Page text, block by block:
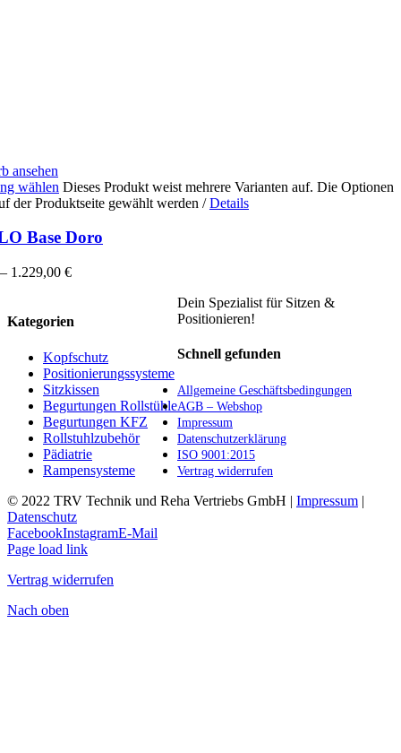
ansehen
wählen Dieses Produkt weist mehrere Varianten auf. Die Optionen
der Produktseite gewählt werden / Details
Base Doro
1.229,00 €
Kategorien
Kopfschutz
Positionierungssysteme
Sitzkissen
Begurtungen Rollstühle
Begurtungen KFZ
Rollstuhlzubehör
Pädiatrie
Rampensysteme
Dein Spezialist für Sitzen &
Positionieren!
Schnell gefunden
Allgemeine Geschäftsbedingungen
AGB – Webshop
Impressum
Datenschutzerklärung
ISO 9001:2015
Vertrag widerrufen
© 2022 TRV Technik und Reha Vertriebs GmbH | Impressum |
Datenschutz
FacebookInstagramE-Mail
Page load link
Vertrag widerrufen
Nach oben